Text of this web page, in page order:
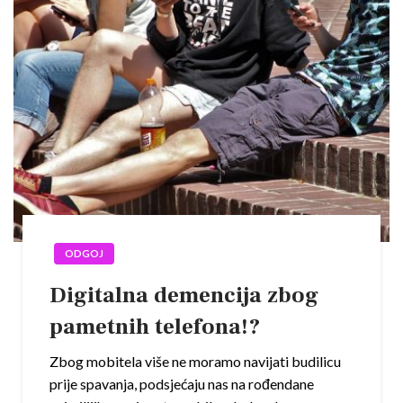
ODGOJ
Digitalna demencija zbog
pametnih telefona!?
Zbog mobitela više ne moramo navijati budilicu
prije spavanja, podsjećaju nas na rođendane